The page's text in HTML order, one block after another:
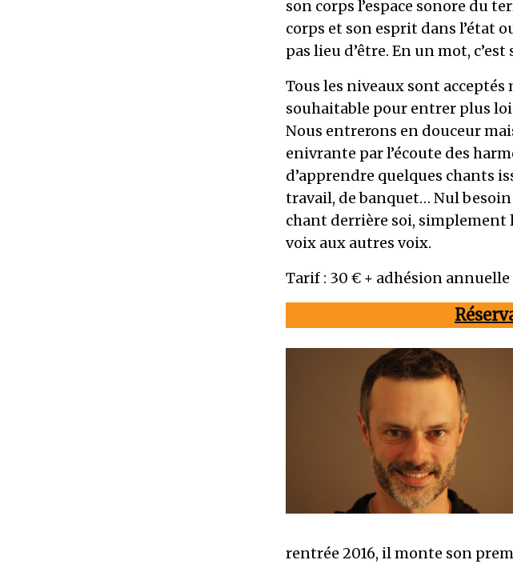
son corps l’espace sonore du
corps et son esprit dans l’état
pas lieu d’être. En un mot,
Tous les niveaux sont
souhaitable pour entrer plus
Nous entrerons en douceur
enivrante par l’écoute des
d’apprendre quelques chants
travail, de banquet… Nul
chant derrière soi, simplement
voix aux autres voix.
Tarif : 30 € + adhésion annuelle
rentrée 2016, il monte son